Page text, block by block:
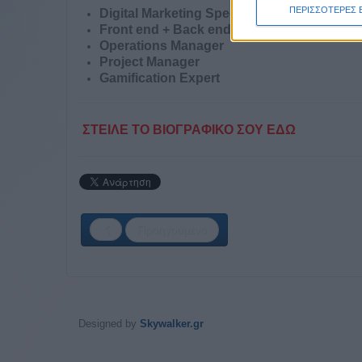
ΠΕΡΙΣΣΟΤΕΡΕΣ
Digital Marketing Specialist
Front end + Back end developer
Operations Manager
Project Manager
Gamification Expert
ΣΤΕΙΛΕ ΤΟ ΒΙΟΓΡΑΦΙΚΟ ΣΟΥ ΕΔΩ
Designed by Skywalker.gr